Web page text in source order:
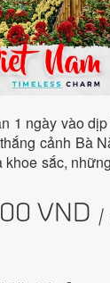
1 ngày vào
cảnh Bà
khoe sắc,
VND /